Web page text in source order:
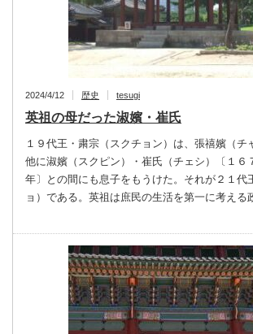
2024/4/12 歴史 tesugi
英祖の母だった淑嬪・崔氏
１９代王・粛宗（スクチョン）は、張禧嬪（チ
他に淑嬪（スクピン）・崔氏（チェシ）〔１６
年〕との間にも息子をもうけた。それが２１代
ョ）である。英祖は庶民の生活を第一に考え